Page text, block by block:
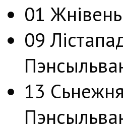
01
09
13